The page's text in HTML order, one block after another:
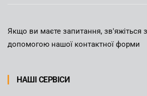
Якщо ви маєте запитання, зв'яжіться
допомогою нашої контактної форми
НАШІ СЕРВІСИ